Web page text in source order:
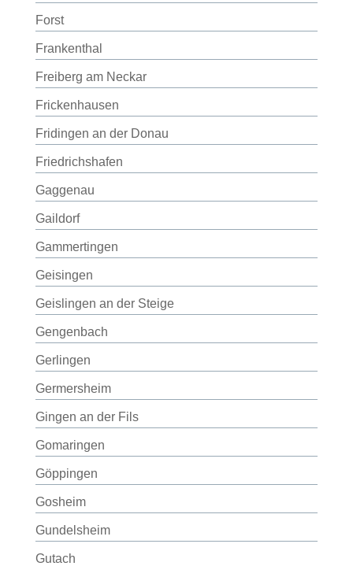
Forst
Frankenthal
Freiberg am Neckar
Frickenhausen
Fridingen an der Donau
Friedrichshafen
Gaggenau
Gaildorf
Gammertingen
Geisingen
Geislingen an der Steige
Gengenbach
Gerlingen
Germersheim
Gingen an der Fils
Gomaringen
Göppingen
Gosheim
Gundelsheim
Gutach